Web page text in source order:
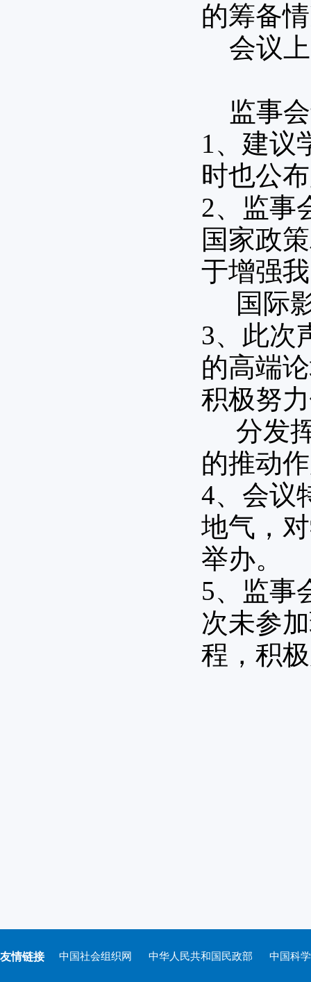
的筹备
会议上
监事会
1、建议
时也公
2、监事
国家政
于增强
国际影
3、此次
的高端
积极努
分发挥
的推动
4、会议
地气，
举办。
5、监事
次未参
程，积
友情链接 中国社会组织网 中华人民共和国民政部 中国科